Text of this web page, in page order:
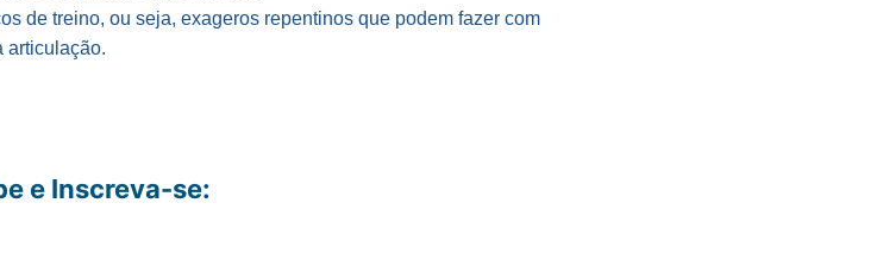
de treino, ou seja, exageros repentinos que podem fazer com
articulação.
e Inscreva-se: